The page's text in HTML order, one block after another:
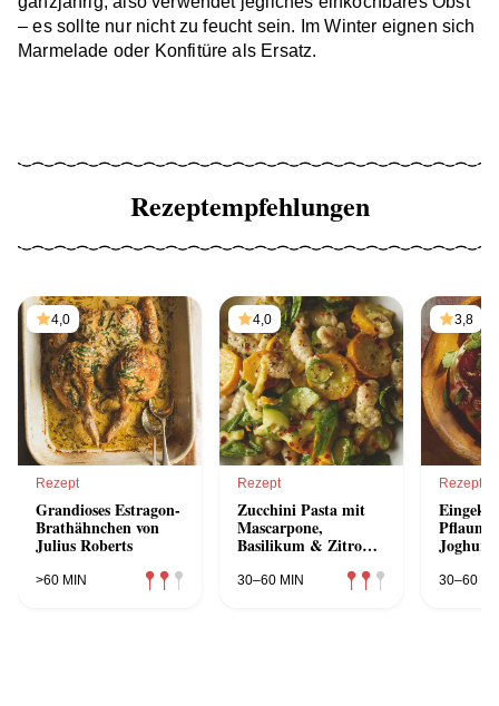
– es sollte nur nicht zu feucht sein. Im Winter eignen sich
Marmelade oder Konfitüre als Ersatz.
Rezeptempfehlungen
4,0
Rezept
Grandioses Estragon-
Brathähnchen von
Julius Roberts
>60 MIN
4,0
Rezept
Zucchini Pasta mit
Mascarpone,
Basilikum & Zitrone
30–60 MIN
3,8
Rezept
Roberts
30–60